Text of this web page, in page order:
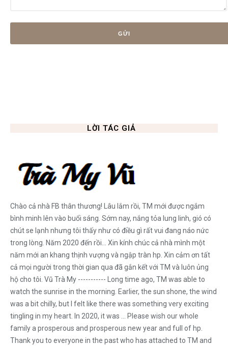
LỜI TÁC GIẢ
Chào cả nhà FB thân thương! Lâu lắm rồi, TM mới được ngắm
bình minh lên vào buổi sáng. Sớm nay, nắng tỏa lung linh, gió có
chút se lạnh nhưng tôi thấy như có điều gì rất vui đang náo nức
trong lòng. Năm 2020 đến rồi... Xin kính chúc cả nhà mình một
năm mới an khang thịnh vượng và ngập tràn hp. Xin cảm ơn tất
cả mọi người trong thời gian qua đã gắn kết với TM và luôn ủng
hộ cho tôi. Vũ Trà My ----------- Long time ago, TM was able to
watch the sunrise in the morning. Earlier, the sun shone, the wind
was a bit chilly, but I felt like there was something very exciting
tingling in my heart. In 2020, it was ... Please wish our whole
family a prosperous and prosperous new year and full of hp.
Thank you to everyone in the past who has attached to TM and